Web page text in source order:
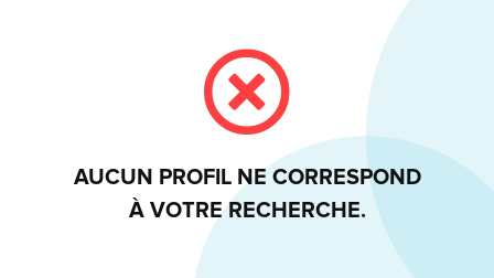
AUCUN PROFIL NE CORRESPOND
À VOTRE RECHERCHE.